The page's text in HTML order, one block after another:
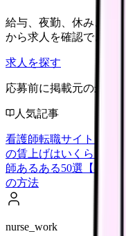
給与、夜勤、休み、ブ
から求人を確認できます
求人を探す
応募前に掲載元の最新
人気記事
看護師転職サイトラン
の賃上げはいくら？
師あるある50選【共感必
の方法
nurse_work